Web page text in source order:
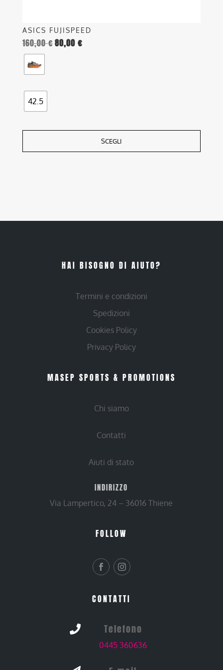
ASICS FUJISPEED
160,00€80,00 €
42.5
SCEGLI
HAI BISOGNO DI AIUTO?
Termini e condizioni
Spedizioni
Cookies Policy
Privacy Policy
MASEP SPORTS & PROMOTIONS
Chi siamo
Contatti
Aiuti di stato
INDIRIZZO
Via Lampertico, 24 – 36016 Thiene
FOLLOW
CONTATTI
 Telefono
0445 360636